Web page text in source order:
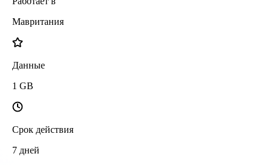
Мавритания
Данные
1 GB
Срок действия
7 дней